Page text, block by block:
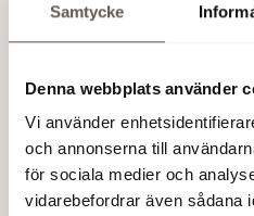
Samtycke
Denna webbplats använder
Vi använder
och annonserna till
för sociala medier och
vidarebefordrar även sådana
Teleconference:Dial-in
SE: +46850558350
UK:
US: 18335268382